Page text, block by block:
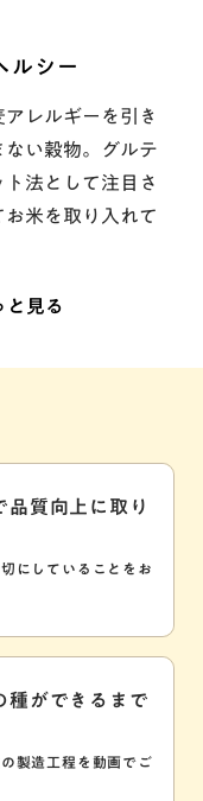
ルシー
レルギーを引き
い穀物。グルテ
法として注目さ
米を取り入れて
と見る
品質向上に取り
にしていることをお
種ができるまで
製造工程を動画でご